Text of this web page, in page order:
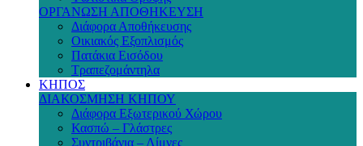
ΟΡΓΑΝΩΣΗ ΑΠΟΘΗΚΕΥΣΗ
Διάφορα Αποθήκευσης
Οικιακός Εξοπλισμός
Πατάκια Εισόδου
Τραπεζομάντηλα
ΚΗΠΟΣ
ΔΙΑΚΟΣΜΗΣΗ ΚΗΠΟΥ
Διάφορα Εξωτερικού Χώρου
Κασπώ – Γλάστρες
Συντριβάνια – Λίμνες